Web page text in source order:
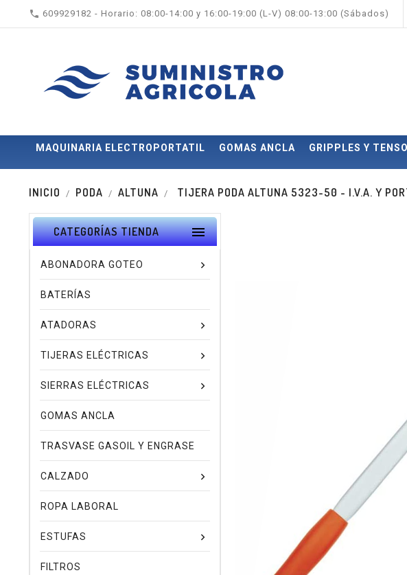
 609929182 - Horario: 08:00-14:00 y 16:00-19:00 (L-V) 08:00-13:00 (Sábados)
MAQUINARIA ELECTROPORTATIL GOMAS ANCLA GRIPPLES Y
INICIO PODA ALTUNA TIJERA PODA ALTUNA 5323-50 - I.V.A. Y
CATEGORÍAS TIENDA 
ABONADORA GOTEO
BATERÍAS
ATADORAS
TIJERAS ELÉCTRICAS
SIERRAS ELÉCTRICAS
GOMAS ANCLA
TRASVASE GASOIL Y ENGRASE
CALZADO
ROPA LABORAL
ESTUFAS
FILTROS